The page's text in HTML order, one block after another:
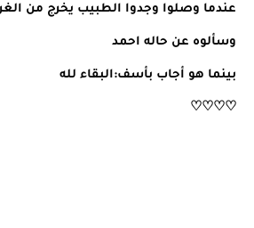
عندما وصلوا وجدوا الطبيب يخرج من
وسألوه عن حاله احمد
بينما هو أجاب بأسف:البقاء لله
♡♡♡♡